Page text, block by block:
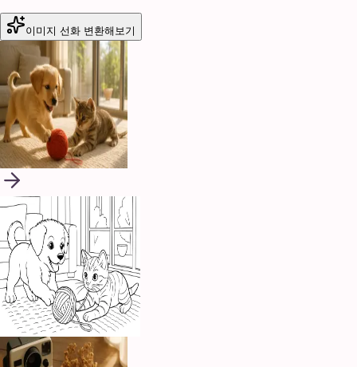
이미지 선화 변환해보기